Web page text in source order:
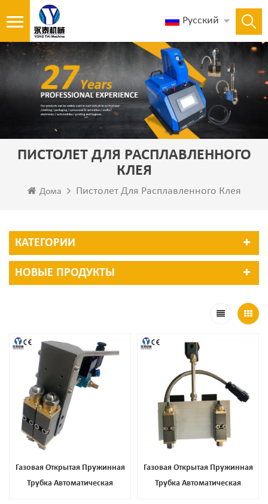
Русский
ПИСТОЛЕТ ДЛЯ РАСПЛАВЛЕННОГО
КЛЕЯ
Дома Пистолет Для Расплавленного Клея
КАТЕГОРИИ
НОВЫЕ ПРОДУКТЫ
Газовая Открытая Пружинная
Трубка Автоматическая
Газовая Открытая Пружинная
Трубка Автоматическая